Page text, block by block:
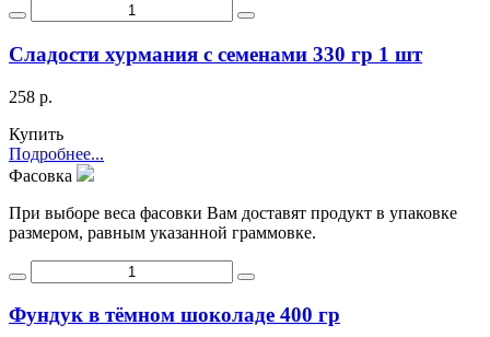
Сладости хурмания с семенами 330 гр 1 шт
258 р.
Купить
Подробнее...
Фасовка
При выборе веса фасовки Вам доставят продукт в упаковке
размером, равным указанной граммовке.
Фундук в тёмном шоколаде 400 гр